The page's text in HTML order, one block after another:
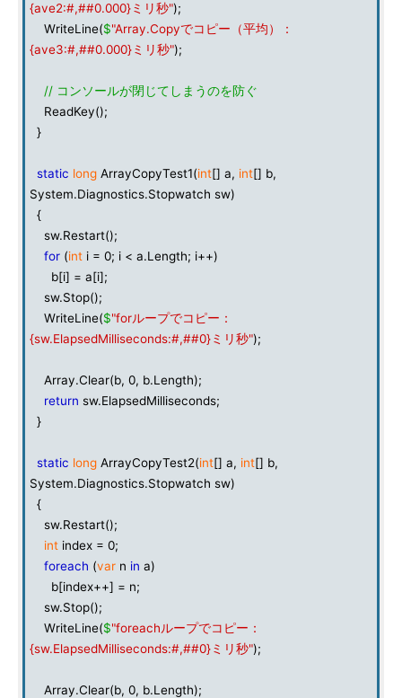
{ave2:#,##0.000}ミリ秒");
WriteLine($"Array.Copyでコピー（平均）：
{ave3:#,##0.000}ミリ秒");
// コンソールが閉じてしまうのを防ぐ
ReadKey();
}
static long ArrayCopyTest1(int[] a, int[] b,
System.Diagnostics.Stopwatch sw)
{
sw.Restart();
for (int i = 0; i < a.Length; i++)
b[i] = a[i];
sw.Stop();
WriteLine($"forループでコピー：
{sw.ElapsedMilliseconds:#,##0}ミリ秒");
Array.Clear(b, 0, b.Length);
return sw.ElapsedMilliseconds;
}
static long ArrayCopyTest2(int[] a, int[] b,
System.Diagnostics.Stopwatch sw)
{
sw.Restart();
int index = 0;
foreach (var n in a)
b[index++] = n;
sw.Stop();
WriteLine($"foreachループでコピー：
{sw.ElapsedMilliseconds:#,##0}ミリ秒");
Array.Clear(b, 0, b.Length);